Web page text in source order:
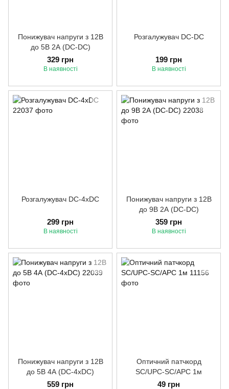
Понижувач напруги з 12В
до 5В 2А (DC-DC)
329 грн
В наявності
Розгалужувач DC-DC
199 грн
В наявності
Розгалужувач DC-4хDC
299 грн
В наявності
Понижувач напруги з 12В
до 9В 2А (DC-DC)
359 грн
В наявності
Понижувач напруги з 12В
до 5В 4А (DC-4хDC)
559 грн
Оптичний патчкорд
SC/UPC-SC/APC 1м
49 грн